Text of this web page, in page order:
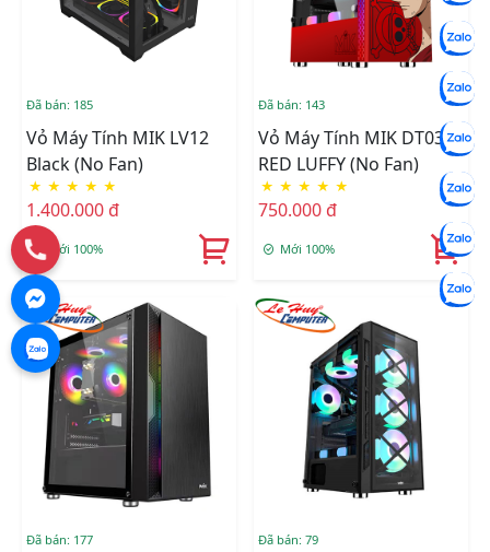
Đã bán: 185
Vỏ Máy Tính MIK LV12
Black (No Fan)
★ ★ ★ ★ ★
1.400.000 đ
Mới 100%
Đã bán: 143
Vỏ Máy Tính MIK DT03
RED LUFFY (No Fan)
★ ★ ★ ★ ★
750.000 đ
Mới 100%
Đã bán: 177 Đã bán: 79